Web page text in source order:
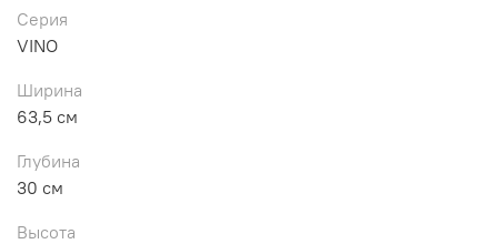
Серия
VINO
Ширина
63,5 см
Глубина
30 см
Высота